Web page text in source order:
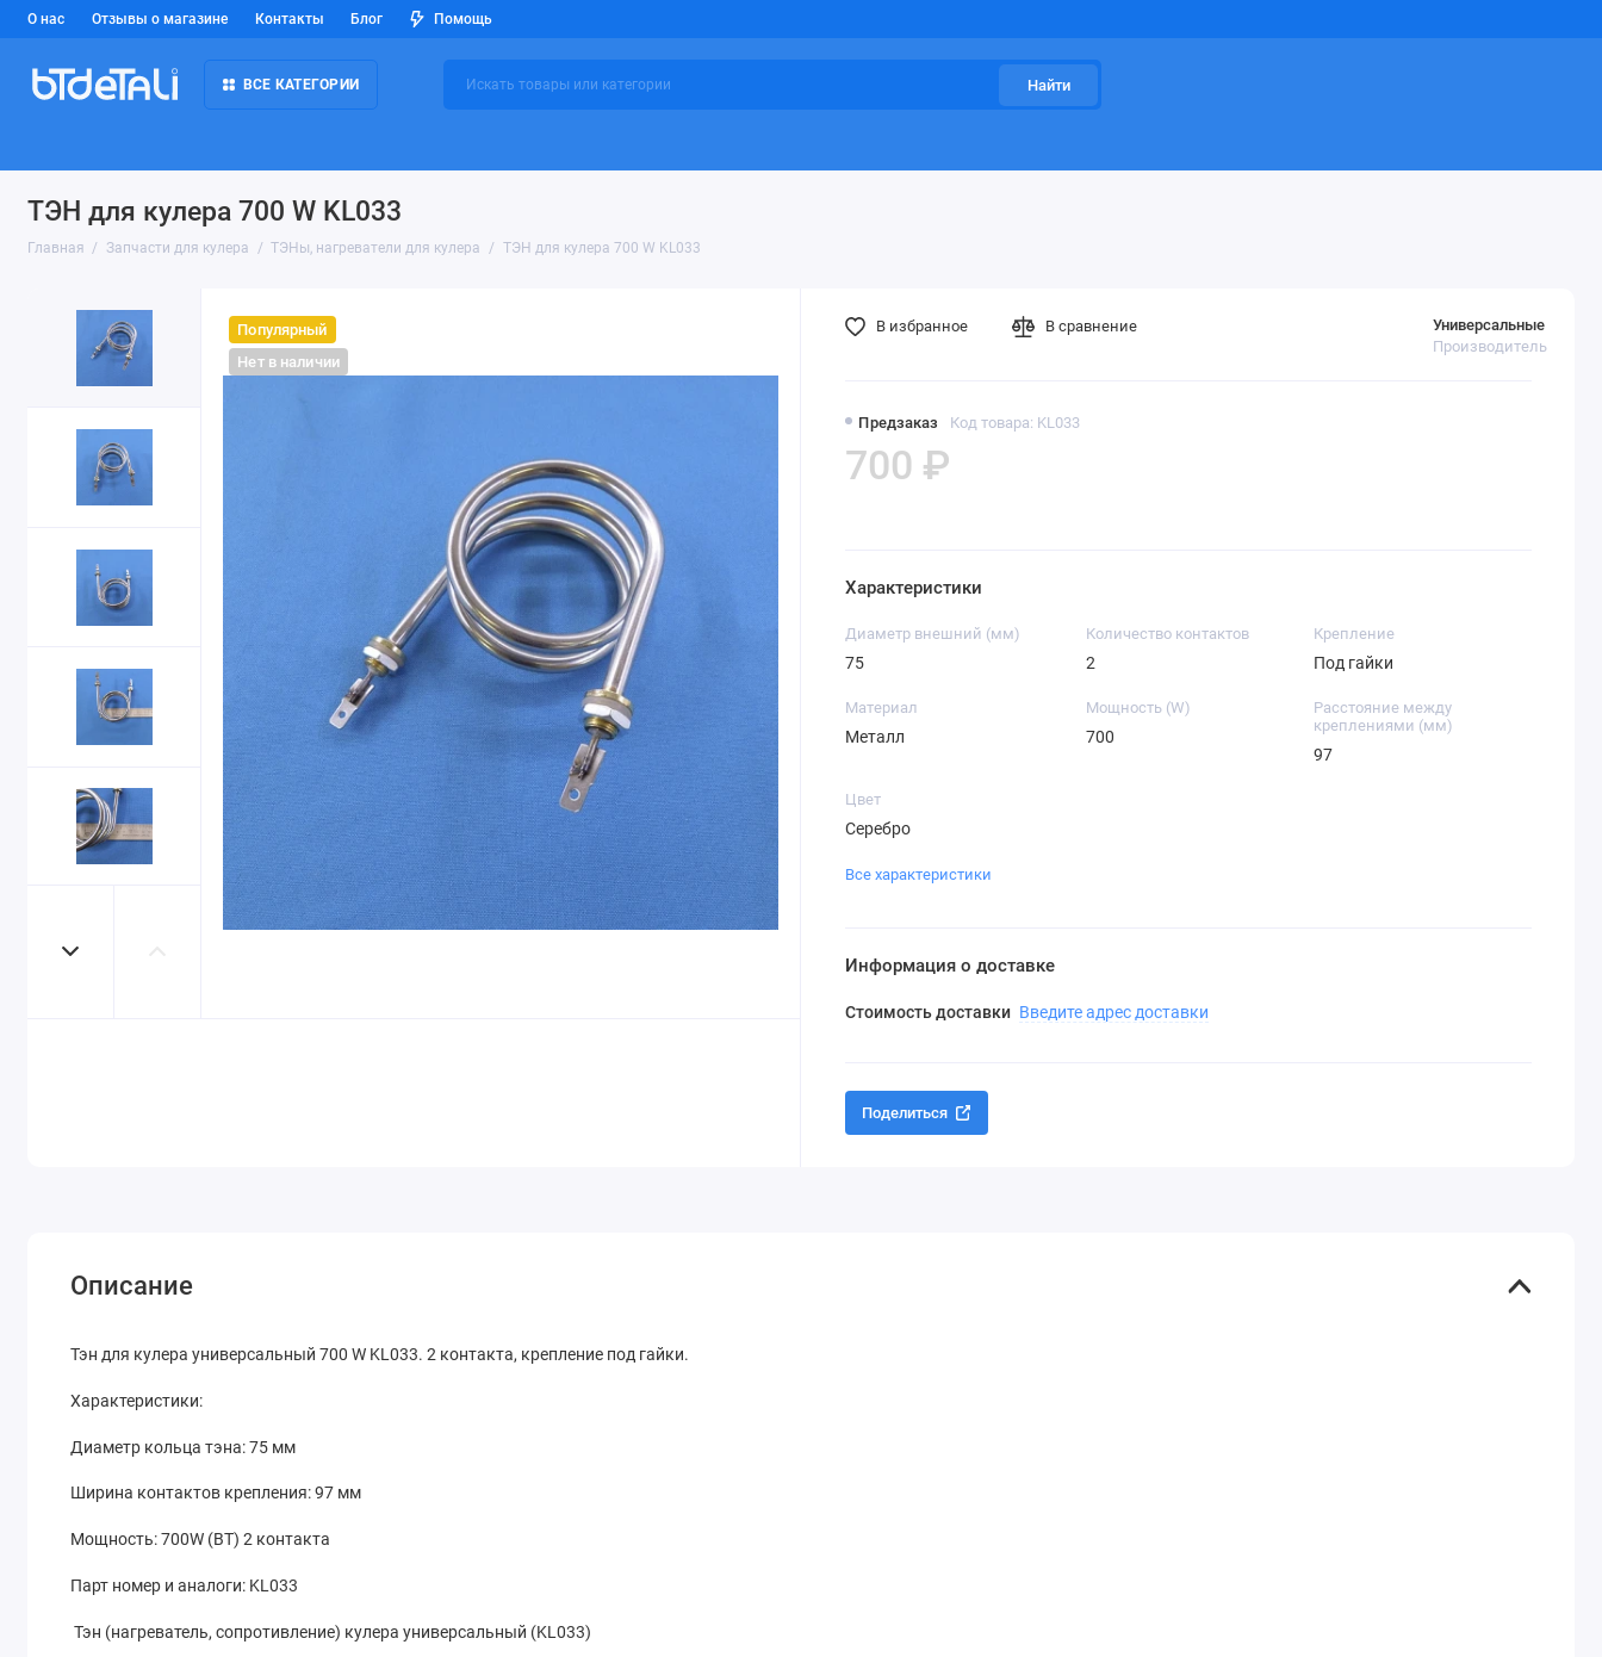
О нас Отзывы о магазине Контакты Блог Помощь
ВСЕ КАТЕГОРИИ Найти
ТЭН для кулера 700 W KL033
Главная Запчасти для кулера ТЭНы, нагреватели для кулера ТЭН для кулера 700 W KL033
Популярный
Нет в наличии
Предзаказ Код товара: KL033
Универсальные
Производитель
700 ₽
В избранное В сравнение
Характеристики
Диаметр внешний (мм)
75
Количество контактов
2
Крепление
Под гайки
Материал
Металл
Мощность (W)
700
Расстояние между
креплениями (мм)
97
Цвет
Серебро
Все характеристики
Информация о доставке
Стоимость доставки Введите адрес доставки
Поделиться
Описание
Тэн для кулера универсальный 700 W KL033. 2 контакта, крепление под гайки.
Характеристики:
Диаметр кольца тэна: 75 мм
Ширина контактов крепления: 97 мм
Мощность: 700W (ВТ) 2 контакта
Парт номер и аналоги: KL033
Тэн (нагреватель, сопротивление) кулера универсальный (KL033)